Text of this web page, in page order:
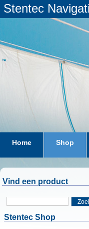
Stentec
Home Shop
Vind een product
Stentec Shop